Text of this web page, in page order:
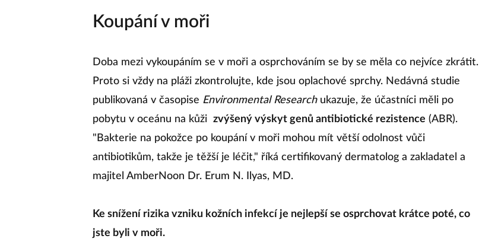
Koupání v moři
Doba mezi vykoupáním se v moři a osprchováním se by se měla co nejvíce zkrátit.
Proto si vždy na pláži zkontrolujte, kde jsou oplachové sprchy. Nedávná studie
publikovaná v časopise Environmental Researchukazuje, že účastníci měli po
pobytu v oceánu na kůži
zvýšený výskyt genů antibiotické rezistence (ABR).
"Bakterie na pokožce po koupání v moři mohou mít větší odolnost vůči
antibiotikům, takže je těžší je léčit," říká certifikovaný dermatolog a zakladatel a
majitel AmberNoon Dr. Erum N. Ilyas, MD.
Ke snížení rizika vzniku kožních infekcí je nejlepší se osprchovat krátce poté, co
jste byli v moři.